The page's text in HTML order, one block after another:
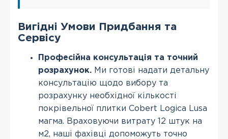
Вигідні Умови Придбання та
Сервісу
Професійна консультація та точний
розрахунок. Ми готові надати детальну
консультацію щодо вибору та
розрахунку необхідної кількості
покрівельної плитки Cobert Logica Lusa
магма. Враховуючи витрату 12 штук на
м2, наші фахівці допоможуть точно